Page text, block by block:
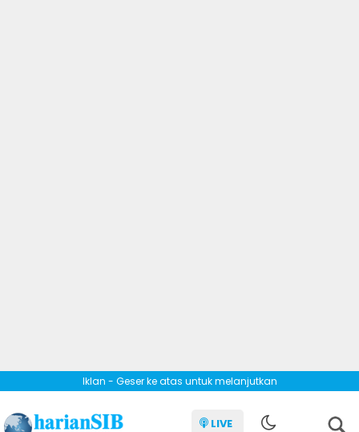
Iklan - Geser ke atas untuk melanjutkan
LIVE